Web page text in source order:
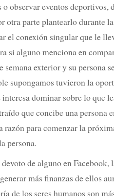
o observar eventos deportivos,
otra parte plantearlo durante
el conexión singular que le
si alguno menciona en
semana exterior y su persona
supongamos tuvieron la
dominar sobre lo que
que concibe una persona
razón para comenzar la
persona.
de alguno en
más finanzas de ellos
de los seres humanos son